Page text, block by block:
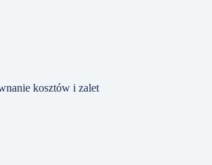
kosztów i zalet